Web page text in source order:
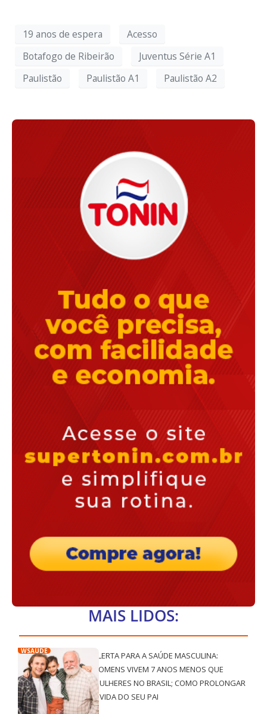
19 anos de espera
Acesso
Botafogo de Ribeirão
Juventus Série A1
Paulistão
Paulistão A1 Paulistão A2
MAIS LIDOS:
WSAÚDE
ALERTA PARA A SAÚDE MASCULINA:
HOMENS VIVEM 7 ANOS MENOS QUE
MULHERES NO BRASIL; COMO PROLONGAR
A VIDA DO SEU PAI